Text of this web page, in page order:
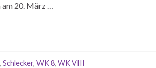
am 20. März …
, Schlecker, WK 8, WK VIII